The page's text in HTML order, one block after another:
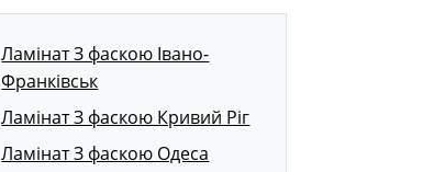
Ламінат З фаскою Івано-
Франківськ
Ламінат З фаскою Кривий Ріг
Ламінат З фаскою Одеса